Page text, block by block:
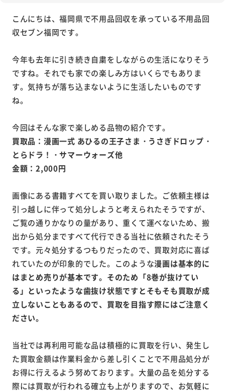
こんにちは、福岡県で不用品回収を承っている不用品回
収セブン福岡です。
今年も去年に引き続き自粛をしながらの生活になりそう
ですね。それでも家での楽しみ方はいくらでもありま
す。気持ちが落ち込まないように生活したいものです
ね。
今回はそんな家で楽しめる品物の紹介です。
買取品：漫画一式 あひるの王子さま・うさぎドロップ・
とらドラ！・サマーウォーズ他
金額：2,000円
画像にある書籍すべてを買い取りました。ご依頼主様は
引っ越しに伴って処分しようと考えられたそうですが、
ご覧の通りかなりの量があり、重くて運べないため、搬
出から処分まですべて代行できる当社に依頼されたそう
です。元々処分するつもりだったので、買取対応に喜ば
れていたのが印象的でした。このような漫画は基本的に
はまとめ売りが基本です。そのため「8巻が抜けてい
る」といったような歯抜け状態ですとそもそも買取が成
立しないこともあるので、買取を目指す際にはご注意く
ださい。
当社では再利用可能な品は積極的に買取を行い、発生し
た買取金額は作業料金から差し引くことで不用品処分が
お得に行えるよう努めております。大量の品を処分する
際には買取が行われる確立も上がりますので、お気軽に